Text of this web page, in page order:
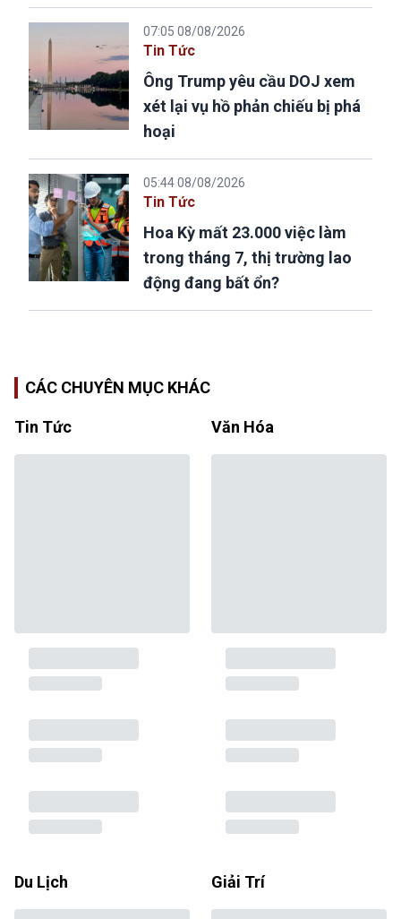
07:05 08/08/2026
Tin Tức
Ông Trump yêu cầu DOJ xem
xét lại vụ hồ phản chiếu bị phá
hoại
05:44 08/08/2026
Tin Tức
Hoa Kỳ mất 23.000 việc làm
trong tháng 7, thị trường lao
động đang bất ổn?
CÁC CHUYÊN MỤC KHÁC
Tin Tức Văn Hóa
Du Lịch Giải Trí